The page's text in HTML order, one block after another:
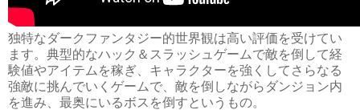
独特なダークファンタジー的世界観は高い評価を受けてい
ます。典型的なハック＆スラッシュゲームで敵を倒して経
験値やアイテムを稼ぎ、キャラクターを強くしてさらなる
強敵に挑んでいくゲームで、敵を倒しながらダンジョン内
を進み、最奥にいるボスを倒すというもの。